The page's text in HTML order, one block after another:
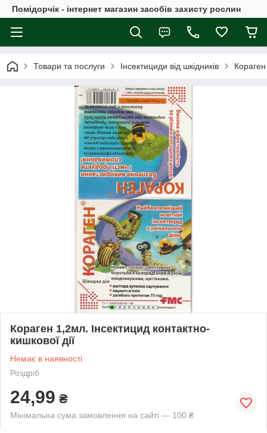
Помідорчік - інтернет магазин засобів захисту рослин
Товари та послуги Інсектициди від шкідників
Кораген 1,2мл. Інсектицид контактно-
кишкової дії
Немає в наявності
Роздріб
24,99 ₴
Мінімальна сума замовлення на сайті — 100 ₴